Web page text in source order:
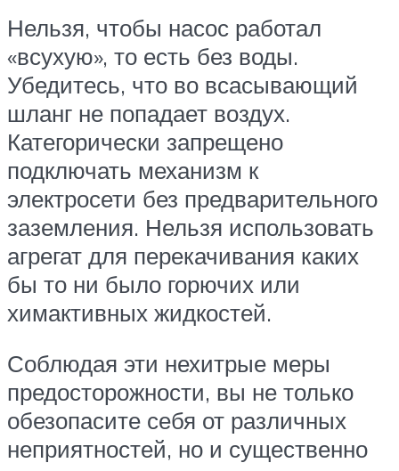
Нельзя, чтобы насос работал
«всухую», то есть без воды.
Убедитесь, что во всасывающий
шланг не попадает воздух.
Категорически запрещено
подключать механизм к
электросети без предварительного
заземления. Нельзя использовать
агрегат для перекачивания каких
бы то ни было горючих или
химактивных жидкостей.
Соблюдая эти нехитрые меры
предосторожности, вы не только
обезопасите себя от различных
неприятностей, но и существенно